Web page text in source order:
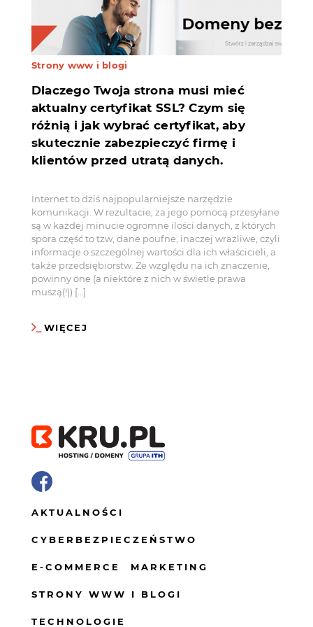
KONTAKT
Strony www i blogi
Dlaczego Twoja strona musi mieć
aktualny certyfikat SSL? Czym się
różnią i jak wybrać certyfikat, aby
skutecznie zabezpieczyć firmę i
klientów przed utratą danych.
Internet to dziś najpopularniejsze narzędzie
komunikacji. W rezultacie, za jego pomocą przesyłane
są w każdej minucie ogromne ilości danych, z których
spora część to tzw, dane poufne, inaczej wrażliwe, czyli
informacje o szczególnej wartości dla ich właścicieli, a
także przedsiębiorstw. Ze względu na ich znaczenie,
powinny one (a niektóre z nich w świetle prawa
muszą(!)) […]
WIĘCEJ
AKTUALNOŚCI
CYBERBEZPIECZEŃSTWO
E-COMMERCE MARKETING
STRONY WWW I BLOGI
TECHNOLOGIE